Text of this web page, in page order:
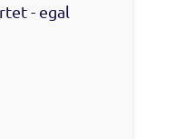
- egal